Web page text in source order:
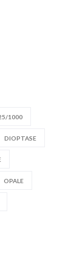
1000
DIOPTASE
OPALE